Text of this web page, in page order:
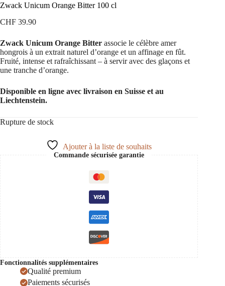
Zwack Unicum Orange Bitter 100 cl
CHF 39.90
Zwack Unicum Orange Bitter associe le célèbre amer
hongrois à un extrait naturel d’orange et un affinage en fût.
Fruité, intense et rafraîchissant – à servir avec des glaçons et
une tranche d’orange.
Disponible en ligne avec livraison en Suisse et au
Liechtenstein.
Rupture de stock
Ajouter à la liste de souhaits
Commande sécurisée garantie
Fonctionnalités supplémentaires
Qualité premium
Paiements sécurisés